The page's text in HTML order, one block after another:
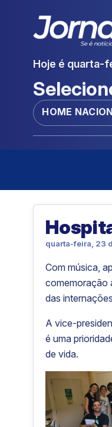
Hoje é quarta-
HOME
quarta-feira, 23
Com música,
comemoração
das
A vice-
é uma
de vida.